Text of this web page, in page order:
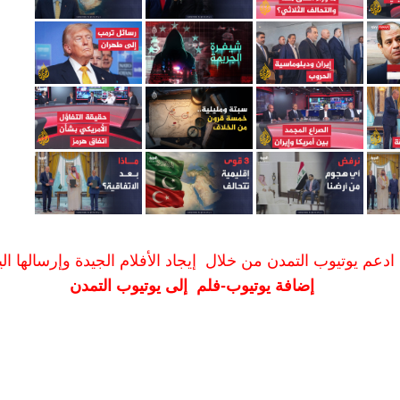
ادعم يوتيوب التمدن من خلال إيجاد الأفلام الجيدة وإرسالها
إضافة يوتيوب-فلم إلى يوتيوب التمدن